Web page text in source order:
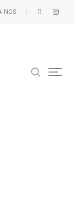
NOS :